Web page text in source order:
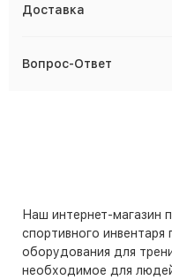
Доставка
Вопрос-Ответ
Наш интернет-магазин
спортивного
оборудования для
необходимое для